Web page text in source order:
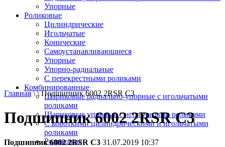
Упорные
Роликовые
Цилиндрические
Игольчатые
Конические
Самоустанавливающиеся
Упорные
Упорно-радиальные
C перекрестными роликами
Комбинированные
Шариковые радиально-упорные с игольчатыми
роликами
Шариковые упорные с игольчатыми роликами
С короткими цилиндрическими и игольчатыми
роликами
Роликовые
Главная\ \ Подшипник 6002 2RSR C3
Подшипник 6002 2RSR C3
Подшипник 6002 2RSR C3 31.07.2019 10:37